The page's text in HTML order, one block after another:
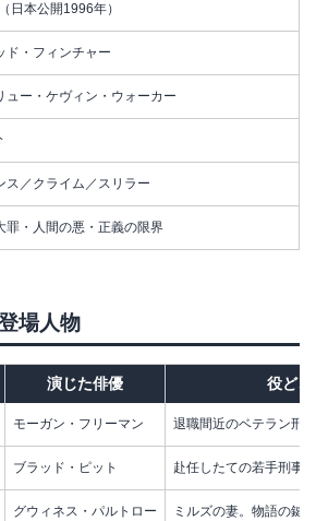
日本公開1996年）
ド・フィンチャー
ュー・ケヴィン・ウォーカー
ス／クライム／スリラー
罪・人間の悪・正義の限界
場人物
演じた俳優 役どこ
モーガン・フリーマン 退職間近のベテラン刑
ブラッド・ピット 赴任したての若手刑事
グウィネス・パルトロー ミルズの妻。物語の鍵